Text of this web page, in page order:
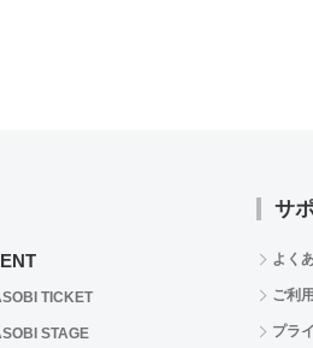
TICKET
STAGE
サ
よく
ご利
プラ